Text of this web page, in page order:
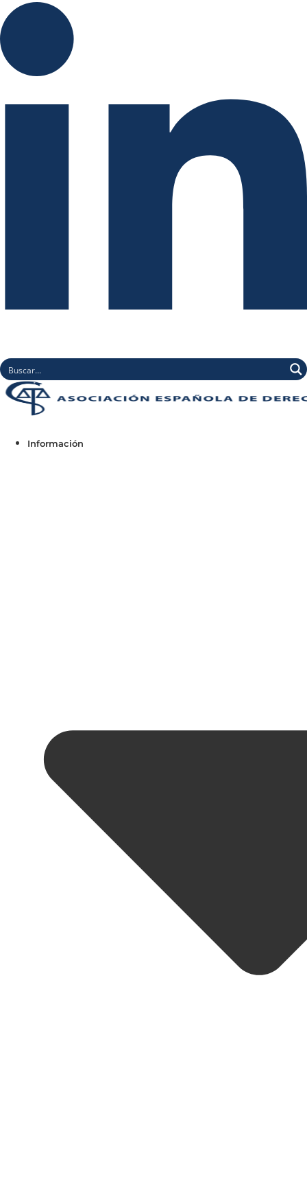
Información